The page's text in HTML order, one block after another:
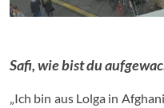
Safi, wie bist du
„Ich bin aus Lolga in